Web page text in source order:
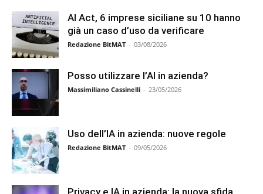
AI Act, 6 imprese siciliane su 10 hanno
già un caso d’uso da verificare
Redazione BitMAT - 03/08/2026
Posso utilizzare l’AI in azienda?
Massimiliano Cassinelli - 23/05/2026
Uso dell’IA in azienda: nuove regole
Redazione BitMAT - 09/05/2026
Privacy e IA in azienda: la nuova sfida